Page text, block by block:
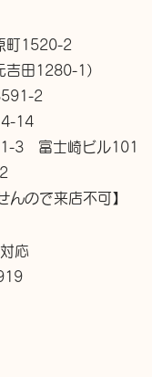
町1520-2
田1280-1）
2
14
3 富士崎ビル101
んので来店不可】
応